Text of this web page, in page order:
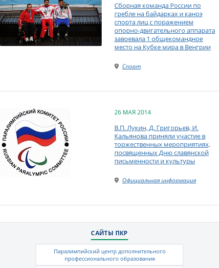
Сборная команда России по
гребле на байдарках и каноэ
спорта лиц с поражением
опорно-двигательного аппарата
завоевала 1 общекомандное
место на Кубке мира в Венгрии
Спорт
26 МАЯ 2014
В.П. Лукин, Д. Григорьев, И.
Кальянова приняли участие в
торжественных мероприятиях,
посвященных Дню славянской
письменности и культуры
Официальная информация
САЙТЫ ПКР
Паралимпийский центр дополнительного
профессионального образования